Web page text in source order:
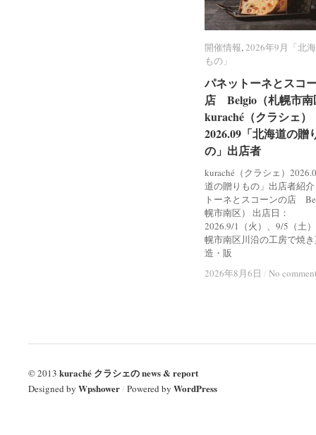
開催情報,2026年9月「北
もの」
パネットーネとスコ
店 Belgio（札幌市南
kuraché（クラシェ）
2026.09「北海道の贈
の」出店者
kuraché（クラシェ）
道の贈りもの」出店者紹
トーネとスコーンの店
幌市南区） 出店日：
2026.9/1（火）、9/5（土
幌市南区川沿の工房で焼
造・販
2026年8月6日 / No
開催情報 2026年9月「北
もの」
パネットーネとスコ
店 Belgio（札幌市南
kuraché（クラシェ）
2026.09「北海道の贈
の」出店者
2026年8月6日 / No
© 2013 kuraché クラシェの news & report
Designed by Wpshower/ Powered by WordPress